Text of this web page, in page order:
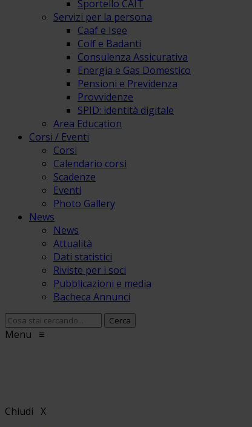
Sportello CAIT
Servizi per la persona
Caaf e Isee
Colf e Badanti
Consulenza Assicurativa
Energia e Gas Domestico
Pensioni e Previdenza
Provvidenze
SPID: identità digitale
Area Education
Corsi / Eventi
Corsi
Calendario corsi
Scadenze
Eventi
Photo Gallery
News
News
Attualità
Dati statistici
Riviste per i soci
Pubblicazioni e media
Bacheca Annunci
Menu ≡
Chiudi X